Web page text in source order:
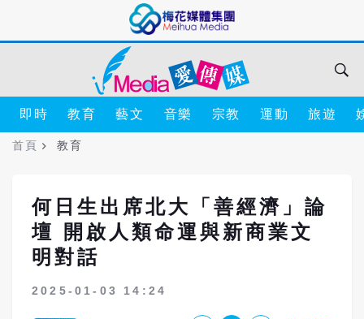
即時 教育 藝文 音樂 宗教 運動 旅遊
首頁 教育
何日生出席北大「善經濟」論
壇 開啟人類命運與新商業文
明對話
2025-01-03 14:24